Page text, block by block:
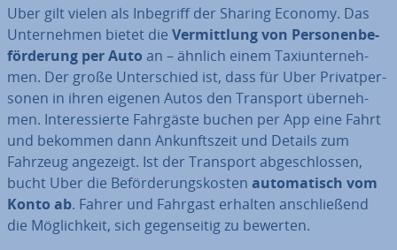
Uber gilt vielen als Inbegriff der Sharing Economy. Das
Un­ter­neh­men bietet die Ver­mitt­lung von Per­so­nen­be­
för­de­rung per Auto an – ähnlich einem Ta­xi­un­ter­neh­
men. Der große Un­ter­schied ist, dass für Uber Pri­vat­per­
so­nen in ihren eigenen Autos den Transport über­neh­
men. In­ter­es­sier­te Fahrgäste buchen per App eine Fahrt
und bekommen dann An­kunfts­zeit und Details zum
Fahrzeug angezeigt. Ist der Transport ab­ge­schlos­sen,
bucht Uber die Be­för­de­rungs­kos­ten au­to­ma­tisch vom
Konto ab. Fahrer und Fahrgast erhalten an­schlie­ßend
die Mög­lich­keit, sich ge­gen­sei­tig zu bewerten.